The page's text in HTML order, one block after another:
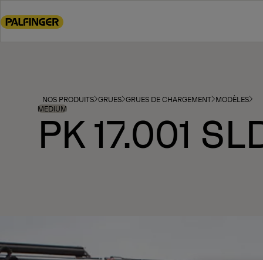
to
NOS PRODUITS GRUES GRUES DE CHARGEMENT MODÈLES
MEDIUM
PK 17.001